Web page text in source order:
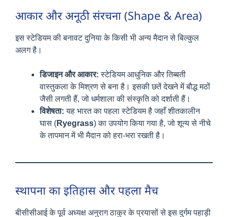
आकार और अनूठी संरचना (Shape & Area)
इस स्टेडियम की बनावट दुनिया के किसी भी अन्य मैदान से बिल्कुल
अलग है।
डिजाइन और आकार: स्टेडियम आधुनिक और तिब्बती
वास्तुकला के मिश्रण से बना है। इसकी छतें देखने में बौद्ध मठों
जैसी लगती हैं, जो धर्मशाला की संस्कृति को दर्शाती हैं।
विशेषता: यह भारत का पहला स्टेडियम है जहाँ शीतकालीन
घास (Ryegrass) का उपयोग किया गया है, जो शून्य से नीचे
के तापमान में भी मैदान को हरा-भरा रखती है।
स्थापना का इतिहास और पहला मैच
बीसीसीआई के पूर्व अध्यक्ष अनुराग ठाकुर के प्रयासों से इस दुर्गम पहाड़ी